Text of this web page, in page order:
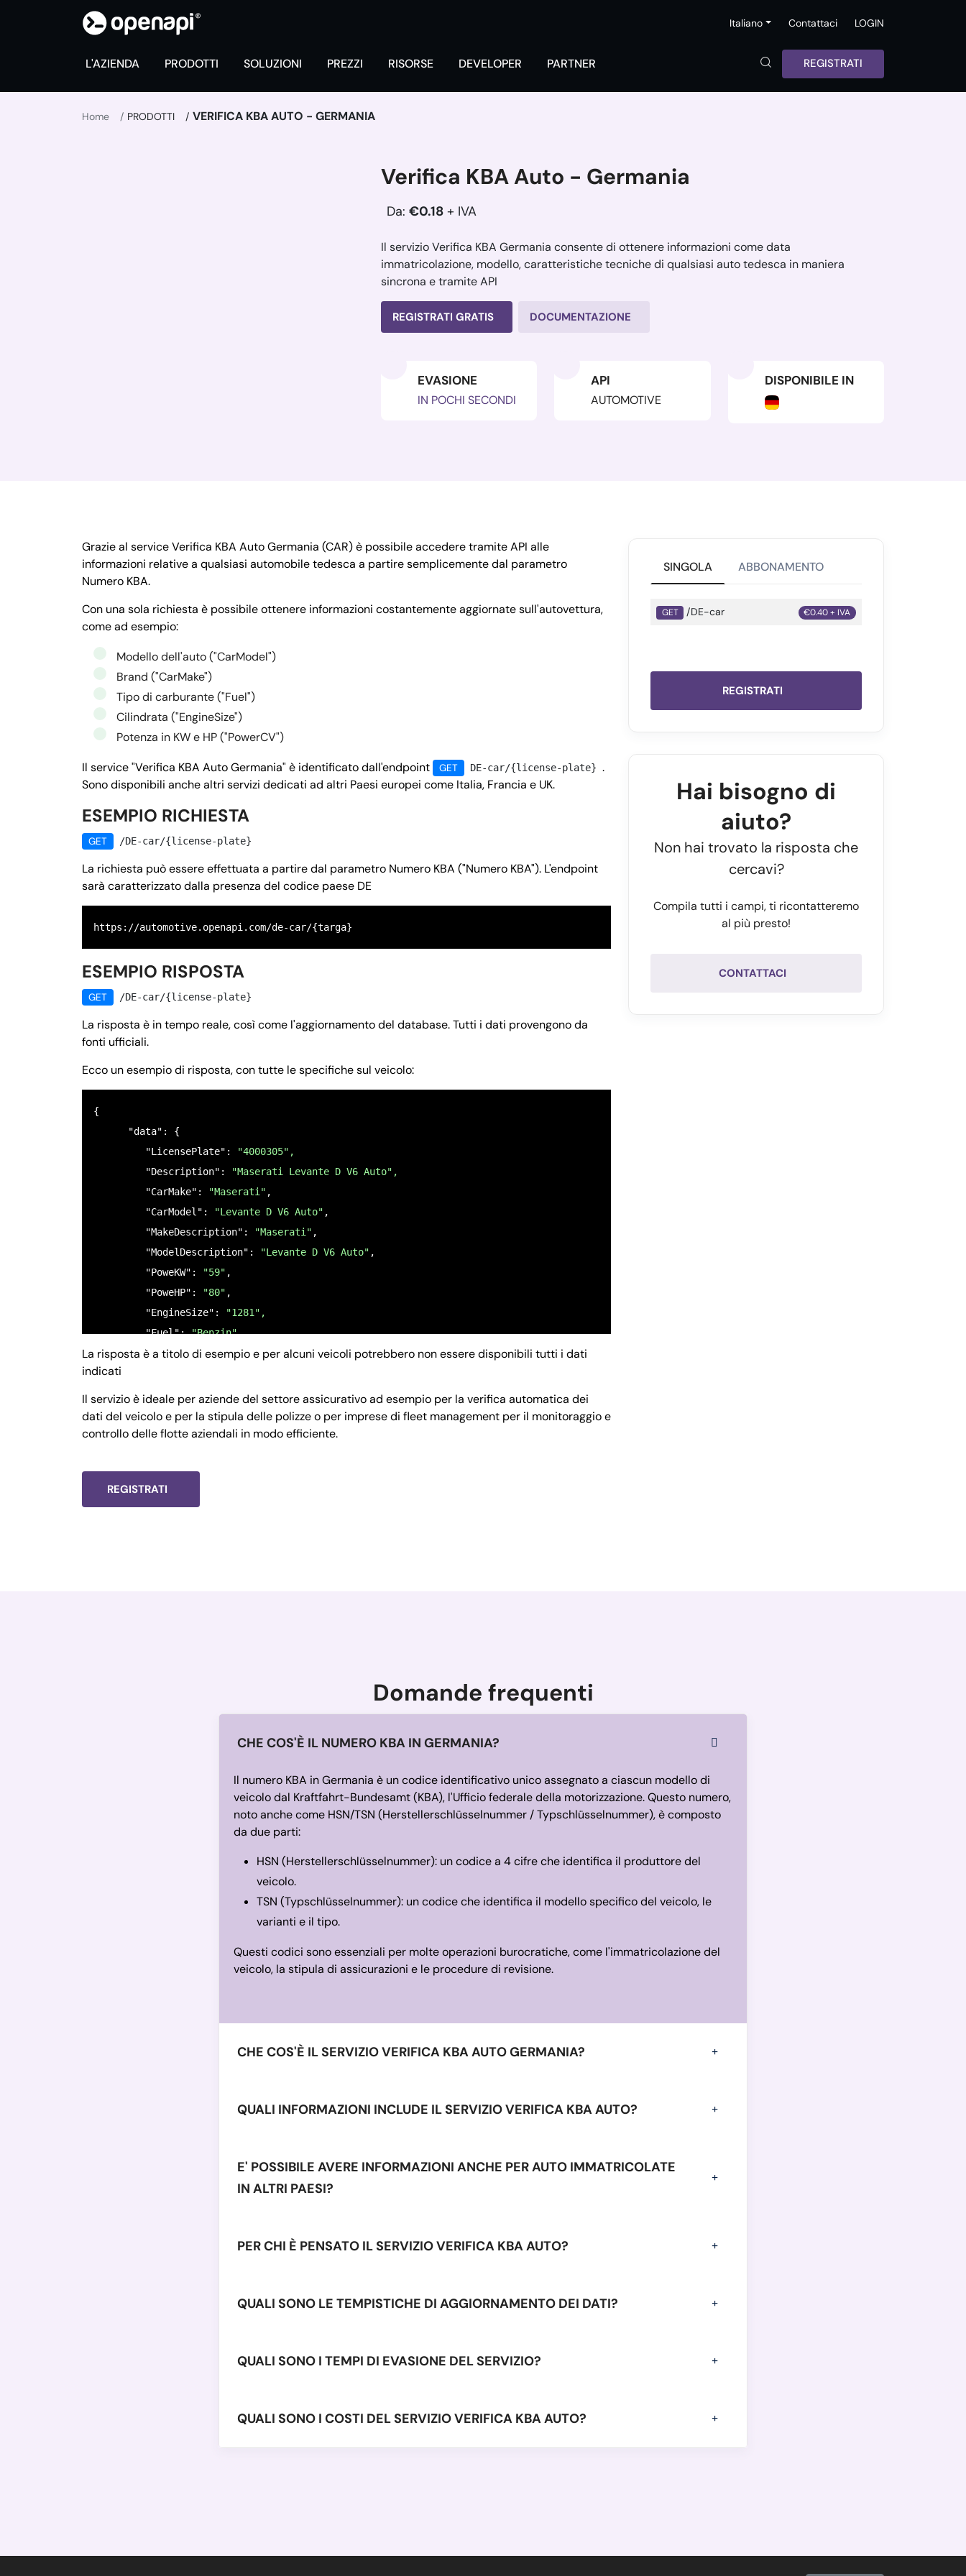
Italiano Contattaci LOGIN
L'AZIENDA PRODOTTI SOLUZIONI PREZZI RISORSE DEVELOPER PARTNER REGISTRATI
Home PRODOTTI VERIFICA KBA AUTO - GERMANIA
Verifica KBA Auto - Germania
Da: €0.18 + IVA
Il servizio Verifica KBA Germania consente di ottenere informazioni come data
immatricolazione, modello, caratteristiche tecniche di qualsiasi auto tedesca in maniera
sincrona e tramite API
REGISTRATI GRATIS DOCUMENTAZIONE
EVASIONE
IN POCHI SECONDI
API
AUTOMOTIVE
DISPONIBILE IN
Grazie al service Verifica KBA Auto Germania (CAR) è possibile accedere tramite API alle
informazioni relative a qualsiasi automobile tedesca a partire semplicemente dal parametro
Numero KBA.
Con una sola richiesta è possibile ottenere informazioni costantemente aggiornate sull'autovettura,
come ad esempio:
Modello dell'auto ("CarModel")
Brand ("CarMake")
Tipo di carburante ("Fuel")
Cilindrata ("EngineSize")
Potenza in KW e HP ("PowerCV")
Il service "Verifica KBA Auto Germania" è identificato dall'endpoint
GET DE-car/{license-plate} .
Sono disponibili anche altri servizi dedicati ad altri Paesi europei come Italia, Francia e UK.
ESEMPIO RICHIESTA
GET /DE-car/{license-plate}
La richiesta può essere effettuata a partire dal parametro Numero KBA ("Numero KBA"). L'endpoint
sarà caratterizzato dalla presenza del codice paese DE
https://automotive.openapi.com/de-car/{targa}
ESEMPIO RISPOSTA
GET /DE-car/{license-plate}
La risposta è in tempo reale, così come l'aggiornamento del database. Tutti i dati provengono da
fonti ufficiali.
Ecco un esempio di risposta, con tutte le specifiche sul veicolo:
{
      "data": {
         "LicensePlate":
"4000305",
         "Description":
"Maserati Levante D V6 Auto",
         "CarMake":
"Maserati" ,
         "CarModel":
"Levante D V6 Auto" ,
         "MakeDescription":
"Maserati" ,
         "ModelDescription":
"Levante D V6 Auto" ,
         "PoweKW":
"59" ,
         "PoweHP":
"80" ,
         "EngineSize":
"1281",
         "Fuel":
"Benzin",
         "Timestamp":
1665411640
      },
      "success":
true
      "message":
"",
      "error":
null
La risposta è a titolo di esempio e per alcuni veicoli potrebbero non essere disponibili tutti i dati
indicati
Il servizio è ideale per aziende del settore assicurativo ad esempio per la verifica automatica dei
dati del veicolo e per la stipula delle polizze o per imprese di fleet management per il monitoraggio e
controllo delle flotte aziendali in modo efficiente.
REGISTRATI
SINGOLA ABBONAMENTO
GET /DE-car €0.40 + IVA
REGISTRATI
Hai bisogno di
aiuto?
Non hai trovato la risposta che
cercavi?
Compila tutti i campi, ti ricontatteremo
al più presto!
CONTATTACI
Domande frequenti
CHE COS'È IL NUMERO KBA IN GERMANIA?
Il numero KBA in Germania è un codice identificativo unico assegnato a ciascun modello di
veicolo dal Kraftfahrt-Bundesamt (KBA), l'Ufficio federale della motorizzazione. Questo numero,
noto anche come HSN/TSN (Herstellerschlüsselnummer / Typschlüsselnummer), è composto
da due parti:
HSN (Herstellerschlüsselnummer): un codice a 4 cifre che identifica il produttore del
veicolo.
TSN (Typschlüsselnummer): un codice che identifica il modello specifico del veicolo, le
varianti e il tipo.
Questi codici sono essenziali per molte operazioni burocratiche, come l'immatricolazione del
veicolo, la stipula di assicurazioni e le procedure di revisione.
CHE COS'È IL SERVIZIO VERIFICA KBA AUTO GERMANIA?
QUALI INFORMAZIONI INCLUDE IL SERVIZIO VERIFICA KBA AUTO?
E' POSSIBILE AVERE INFORMAZIONI ANCHE PER AUTO IMMATRICOLATE
IN ALTRI PAESI?
PER CHI È PENSATO IL SERVIZIO VERIFICA KBA AUTO?
QUALI SONO LE TEMPISTICHE DI AGGIORNAMENTO DEI DATI?
QUALI SONO I TEMPI DI EVASIONE DEL SERVIZIO?
QUALI SONO I COSTI DEL SERVIZIO VERIFICA KBA AUTO?